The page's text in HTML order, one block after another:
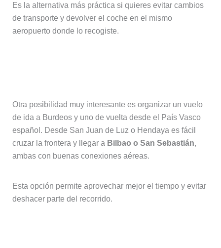
Es la alternativa más práctica si quieres evitar cambios
de transporte y devolver el coche en el mismo
aeropuerto donde lo recogiste.
Otra posibilidad muy interesante es organizar un vuelo
de ida a Burdeos y uno de vuelta desde el País Vasco
español. Desde San Juan de Luz o Hendaya es fácil
cruzar la frontera y llegar a Bilbao o San Sebastián,
ambas con buenas conexiones aéreas.
Esta opción permite aprovechar mejor el tiempo y evitar
deshacer parte del recorrido.